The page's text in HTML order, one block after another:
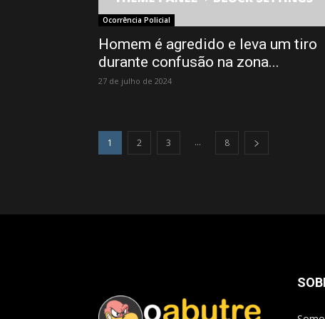
Ocorrência Policial
Homem é agredido e leva um tiro
durante confusão na zona...
27 de julho de 2024
1 2 3 ... 8